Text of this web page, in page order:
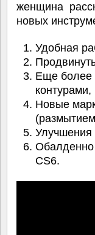
женщина
новых
Удобная
Еще более
Новые
Улучшения
Обалденно
CS6.